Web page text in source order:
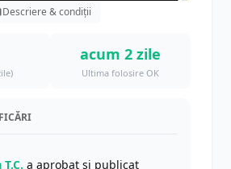
Descriere & condiții
acum 2 zile
Ultima folosire OK
a aprobat și publicat